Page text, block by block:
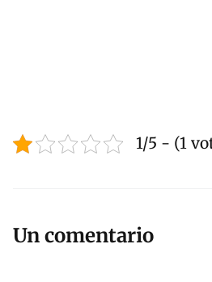
1/5 - (1
Un comentario